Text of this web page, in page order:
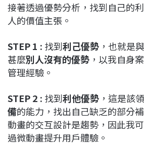
接著透過優勢分析，找到自己的
人的價值主張。
STEP 1 : 找到利己優勢 ，也就是
甚麼別人沒有的優勢 ，以我自身
管理經驗。
STEP 2 : 找到利他優勢 ，這是該
備的能力，找出自己缺乏的部分
動畫的交互設計是趨勢，因此我
過微動畫提升用戶體驗。